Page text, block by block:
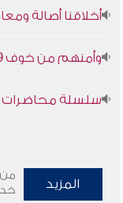
أخلاقنا أصالة
وأمنهم من خوف 9
سلسلة محاضرات
المزيد
من